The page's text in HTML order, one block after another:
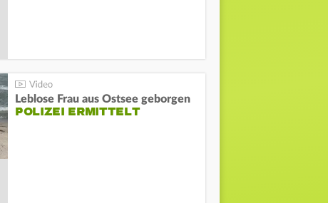
Leblose Frau aus Ostsee geborgen
POLIZEI ERMITTELT